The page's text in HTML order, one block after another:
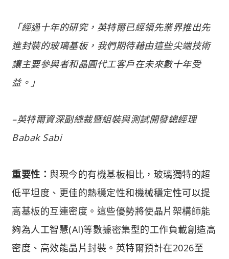
「經過十年的研究，英特爾已經領先業界推出先
進封裝的玻璃基板，我們期待藉由這些尖端技術
讓主要參與者和晶圓代工客戶在未來數十年受
益。」
–英特爾資深副總裁暨組裝與測試開發總經理
Babak Sabi
重要性： 與現今的有機基板相比，玻璃獨特的超
低平坦度、更佳的熱穩定性和機械穩定性可以提
高基板的互連密度。這些優勢將使晶片架構師能
夠為人工智慧(AI)等數據密集型的工作負載創造高
密度、高效能晶片封裝。英特爾預計在2026至